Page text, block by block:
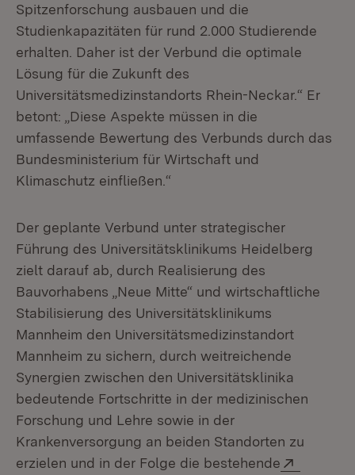
Spitzenforschung ausbauen und die
Studienkapazitäten für rund 2.000 Studierende
erhalten. Daher ist der Verbund die optimale
Lösung für die Zukunft des
Universitätsmedizinstandorts Rhein-Neckar.“ Er
betont: „Diese Aspekte müssen in die
umfassende Bewertung des Verbunds durch das
Bundesministerium für Wirtschaft und
Klimaschutz einfließen.“
Der geplante Verbund unter strategischer
Führung des Universitätsklinikums Heidelberg
zielt darauf ab, durch Realisierung des
Bauvorhabens „Neue Mitte“ und wirtschaftliche
Stabilisierung des Universitätsklinikums
Mannheim den Universitätsmedizinstandort
Mannheim zu sichern, durch weitreichende
Synergien zwischen den Universitätsklinika
bedeutende Fortschritte in der medizinischen
Forschung und Lehre sowie in der
Krankenversorgung an beiden Standorten zu
erzielen und in der Folge die bestehende